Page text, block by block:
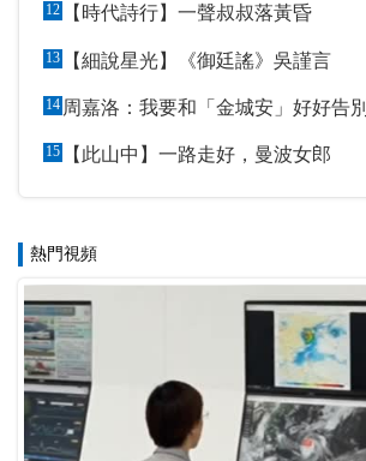
12 【時代詩行】一聲叔叔落黃昏
13 【細說星光】《御廷謠》吳謹言
14 周嘉洛：我要和「金城安」好好告別
15 【此山中】一路走好，曼波女郎
熱門視頻